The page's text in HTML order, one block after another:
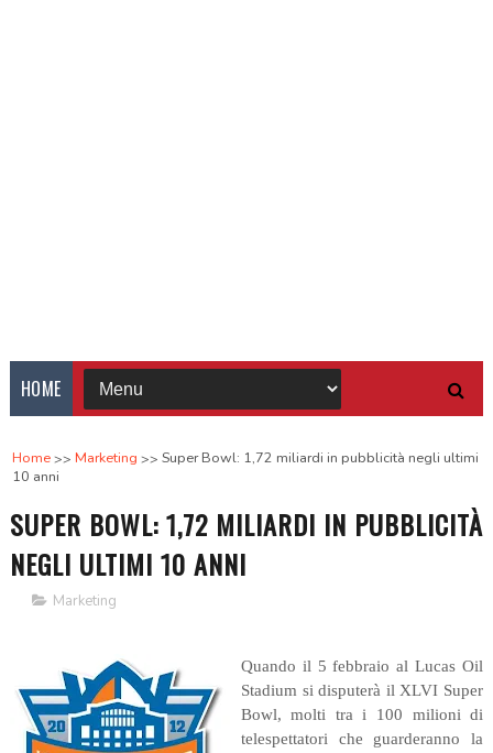
HOME
Home Marketing
Super Bowl: 1,72 miliardi in pubblicità negli ultimi
10 anni
SUPER BOWL: 1,72 MILIARDI IN PUBBLICITÀ
NEGLI ULTIMI 10 ANNI
Marketing
Quando il 5 febbraio al Lucas Oil
Stadium si disputerà il XLVI Super
Bowl, molti tra i 100 milioni di
telespettatori che guarderanno la